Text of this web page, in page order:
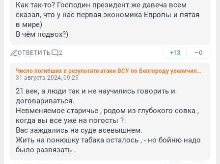
Как так-то? Господин президент же давеча всем
сказал, что у нас первая экономика Европы и пятая
в мире)
В чём подвох?)
ОТВЕТИТЬ 2 +13 –0
Число погибших в результате атаки ВСУ по Белгороду увеличилось до 5. Ранены еще 37 человек
31 августа 2024, 09:25
21 век, а люди так и не научились говорить и
договариваться.
Невменяемое старичье , родом из глубокого совка ,
когда вы все уже на погосты ?
Вас заждались на суде всевышнем.
Жить на понюшку табака осталось , - но бойню надо
было развязать .